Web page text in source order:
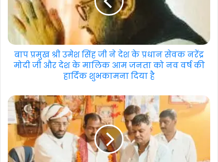
बाप प्रमुख श्री उमेश सिंह जी ने देश के प्रधान सेवक नरेंद्र
मोदी जी और देश के मालिक आम जनता को नव वर्ष की
हार्दिक शुभकामना दिया है